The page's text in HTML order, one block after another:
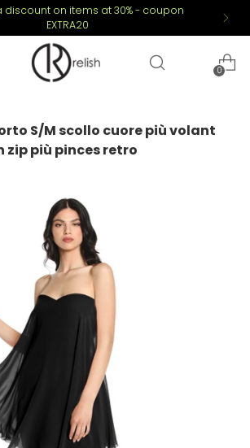
discount on items at 30% - coupon
EXTRA20
0
S/M scollo cuore più volant
zip più pinces retro